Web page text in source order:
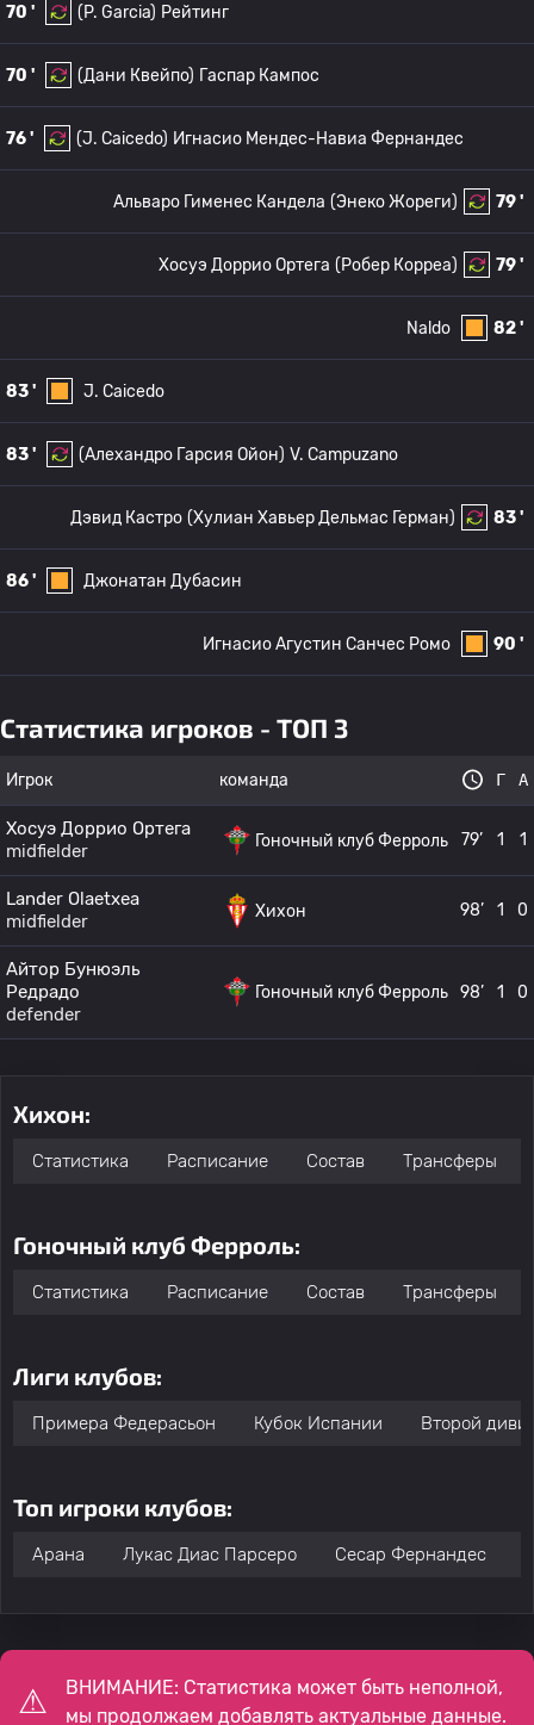
70 ' (P. Garcia) Рейтинг
70 ' (Дани Квейпо) Гаспар Кампос
76 ' (J. Caicedo) Игнасио Мендес-Навиа Фернандес
79 '
(Энеко Жореги)
Альваро Гименес Кандела
79 '
(Робер Корреа)
Хосуэ Доррио Ортега
82 '
Naldo
83 ' J. Caicedo
83 ' (Алехандро Гарсия Ойон) V. Campuzano
83 '
(Хулиан Хавьер Дельмас Герман)
Дэвид Кастро
86 ' Джонатан Дубасин
90 '
Игнасио Агустин Санчес Ромо
Статистика игроков - ТОП 3
Игрок команда Г А
Хосуэ Доррио Ортега
midfielder
Гоночный клуб Ферроль 79’ 1 1
Lander Olaetxea
midfielder
Хихон 98’ 1 0
Айтор Бунюэль
Редрадо
defender
Гоночный клуб Ферроль 98’ 1 0
Хихон:
Статистика Расписание Состав Трансферы
Гоночный клуб Ферроль:
Статистика Расписание Состав Трансферы
Лиги клубов:
Примера Федерасьон Кубок Испании Второй
Топ игроки клубов:
Арана Лукас Диас Парсеро Сесар Фернандес
ВНИМАНИЕ: Статистика может быть неполной,
мы продолжаем добавлять актуальные данные.